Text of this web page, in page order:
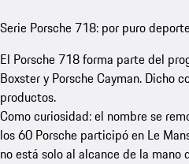
Serie Porsche 718: por puro
El Porsche 718 forma parte del
Boxster y Porsche Cayman. Dicho
productos.
Como curiosidad: el nombre se
los 60 Porsche participó en Le
no está solo al alcance de la